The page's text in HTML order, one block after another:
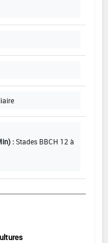
:Stades BBCH 12 à